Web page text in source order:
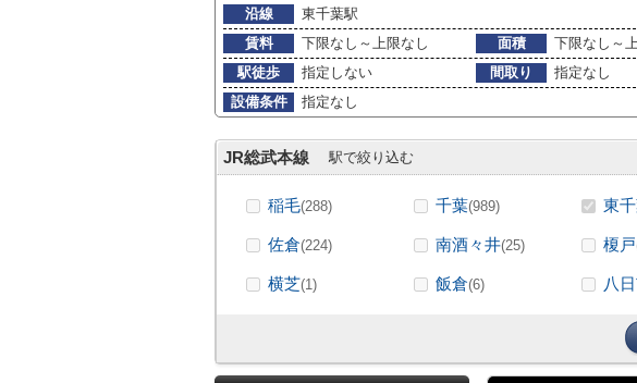
沿線
東千葉駅
賃料
下限なし～上限なし 面積 下限なし～
駅徒歩
指定しない 間取り
指定なし
設備条件
指定なし
JR総武本線 駅で絞り込む
稲毛(288) 千葉(989) 東
佐倉(224) 南酒々井(25) 榎戸
横芝(1) 飯倉(6) 八